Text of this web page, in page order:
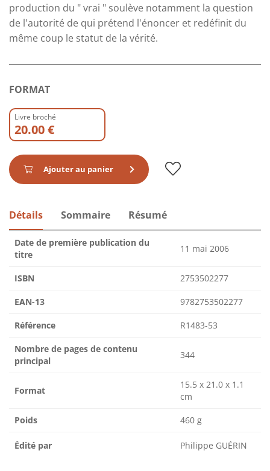
production du " vrai " soulève notamment la question
de l'autorité de qui prétend l'énoncer et redéfinit du
même coup le statut de la vérité.
FORMAT
Livre broché
20.00 €
Ajouter au panier
Détails Sommaire Résumé
Date de première publication du
titre
11 mai 2006
ISBN 2753502277
EAN-13 9782753502277
Référence R1483-53
Nombre de pages de contenu
principal
344
Format
15.5 x 21.0 x 1.1
cm
Poids 460 g
Édité par Philippe GUÉRIN